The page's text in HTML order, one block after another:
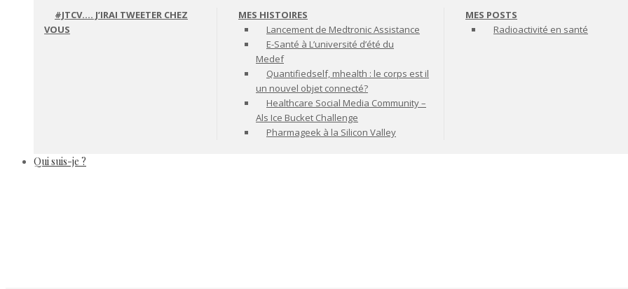
#JTCV…. J’IRAI TWEETER CHEZ
VOUS
MES HISTOIRES
Lancement de Medtronic Assistance
E-Santé à L’université d’été du
Medef
Quantifiedself, mhealth : le corps est il
un nouvel objet connecté?
Healthcare Social Media Community –
Als Ice Bucket Challenge
Pharmageek à la Silicon Valley
MES POSTS
Radioactivité en santé
Qui suis-je ?